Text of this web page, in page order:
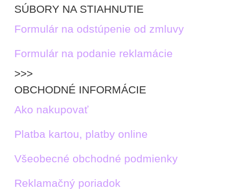
SÚBORY NA STIAHNUTIE
Formulár na odstúpenie od zmluvy
Formulár na podanie reklamácie
>>>
OBCHODNÉ INFORMÁCIE
Ako nakupovať
Platba kartou, platby online
Všeobecné obchodné podmienky
Reklamačný poriadok